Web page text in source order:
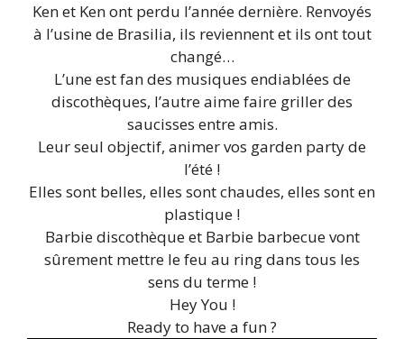
Ken et Ken ont perdu l’année dernière. Renvoyés
à l’usine de Brasilia, ils reviennent et ils ont tout
changé…
L’une est fan des musiques endiablées de
discothèques, l’autre aime faire griller des
saucisses entre amis.
Leur seul objectif, animer vos garden party de
l’été !
Elles sont belles, elles sont chaudes, elles sont en
plastique !
Barbie discothèque et Barbie barbecue vont
sûrement mettre le feu au ring dans tous les
sens du terme !
Hey You !
Ready to have a fun ?